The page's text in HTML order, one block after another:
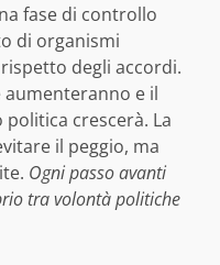
fase di controllo
di organismi
degli accordi.
aumenteranno e il
crescerà. La
il peggio, ma
Ogni passo avanti
tra volontà politiche